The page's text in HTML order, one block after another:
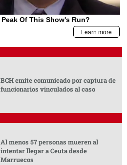
BCH emite comunicado por captura de
funcionarios vinculados al caso
Al menos 57 personas mueren al
intentar llegar a Ceuta desde
Marruecos